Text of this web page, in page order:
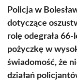
Policja w
dotyczące
rolę odegrała
pożyczkę w
świadomość, że
działań